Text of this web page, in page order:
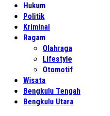
Hukum
Politik
Kriminal
Ragam
Olahraga
Lifestyle
Otomotif
Wisata
Bengkulu Tengah
Bengkulu Utara